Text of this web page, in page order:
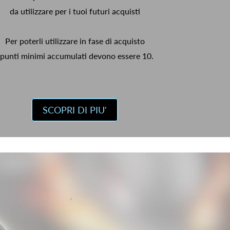
da utilizzare per i tuoi futuri acquisti
Per poterli utilizzare in fase di acquisto
minimi accumulati devono essere 10.
SCOPRI DI PIU'